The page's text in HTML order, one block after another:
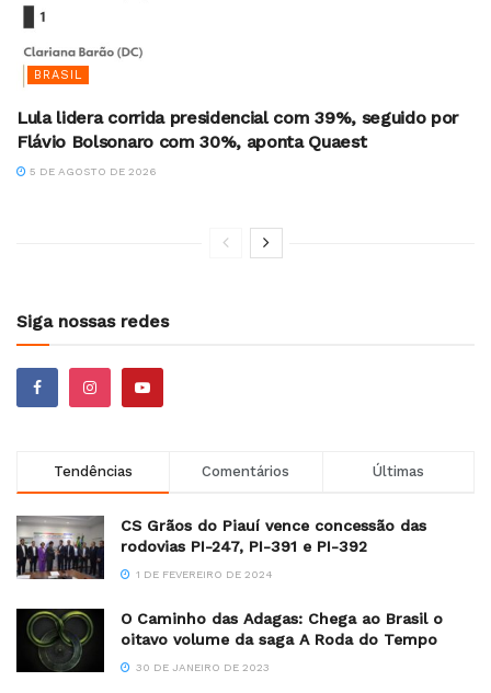
BRASIL
Lula lidera corrida presidencial com 39%, seguido por
Flávio Bolsonaro com 30%, aponta Quaest
5 DE AGOSTO DE 2026
Siga nossas redes
Tendências Comentários Últimas
CS Grãos do Piauí vence concessão das
rodovias PI-247, PI-391 e PI-392
1 DE FEVEREIRO DE 2024
O Caminho das Adagas: Chega ao Brasil o
oitavo volume da saga A Roda do Tempo
30 DE JANEIRO DE 2023